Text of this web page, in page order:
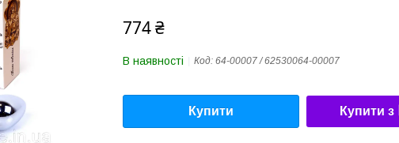
774 ₴
В наявності Код: 64-00007 / 62530064-00007
Купити Купити з